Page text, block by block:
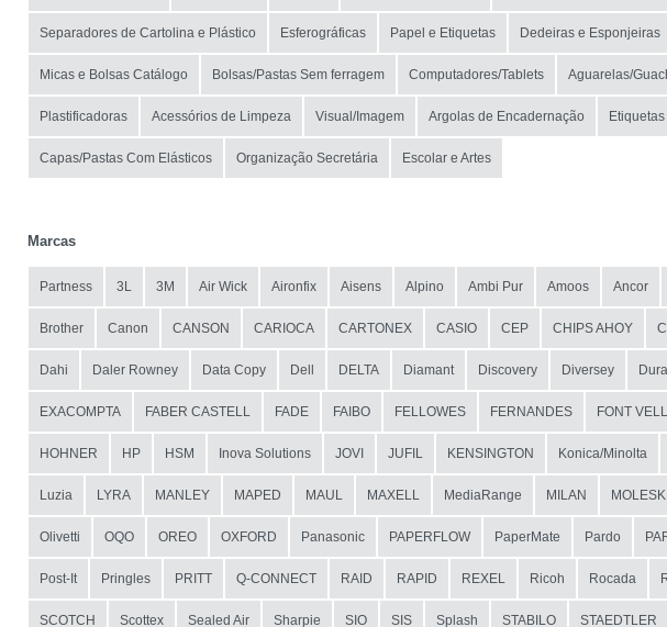
Separadores de Cartolina e Plástico Esferográficas Papel e Etiquetas Dedeiras e Esponjeiras
Micas e Bolsas Catálogo Bolsas/Pastas Sem ferragem Computadores/Tablets Aguarelas/
Plastificadoras Acessórios de Limpeza Visual/Imagem Argolas de Encadernação
Capas/Pastas Com Elásticos Organização Secretária Escolar e Artes
Marcas
Partness 3L 3M Air Wick Aironfix Aisens Alpino Ambi Pur Amoos Ancor
Brother Canon CANSON CARIOCA CARTONEX CASIO CEP CHIPS AHOY
Dahi Daler Rowney Data Copy Dell DELTA Diamant Discovery Diversey
EXACOMPTA FABER CASTELL FADE FAIBO FELLOWES FERNANDES FONT
HOHNER HP HSM Inova Solutions JOVI JUFIL KENSINGTON Konica/Minolta
Luzia LYRA MANLEY MAPED MAUL MAXELL MediaRange MILAN
Olivetti OQO OREO OXFORD Panasonic PAPERFLOW PaperMate Pardo
Post-It Pringles PRITT Q-CONNECT RAID RAPID REXEL Ricoh Rocada
SCOTCH Scottex Sealed Air Sharpie SIO SIS Splash STABILO STAEDTLER